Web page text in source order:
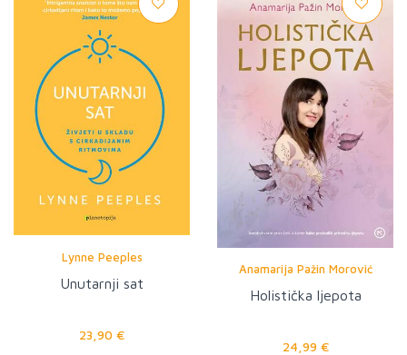
Lynne Peeples
Unutarnji sat
23,90 €
Anamarija Pažin Morović
Holistička ljepota
24,99 €